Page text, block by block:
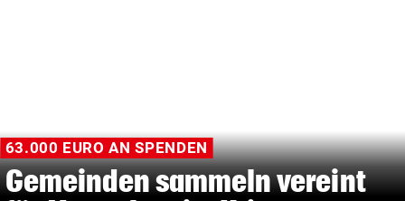
63.000 EURO AN SPENDEN
Gemeinden sammeln vereint